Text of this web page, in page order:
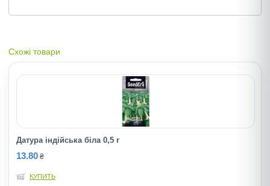
Схожі товари
Датура індійська біла 0,5 г
13.80 ₴
КУПИТЬ